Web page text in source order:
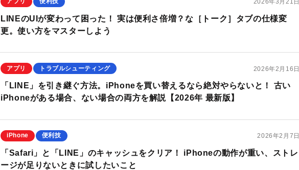
2026年3月21日
LINEのUIが変わって困った！ 実は便利さ倍増？な［トーク］タブの仕様変
更。使い方をマスターしよう
アプリ トラブルシューティング 2026年2月16日
「LINE」を引き継ぐ方法。iPhoneを買い替えるなら絶対やらないと！ 古い
iPhoneがある場合、ない場合の両方を解説【2026年 最新版】
iPhone 便利技 2026年2月7日
「Safari」と「LINE」のキャッシュをクリア！ iPhoneの動作が重い、ストレ
ージが足りないときに試したいこと